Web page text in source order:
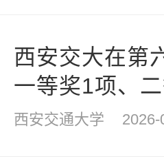
西安交大在第
一等奖1项、
西安交通大学 2026-